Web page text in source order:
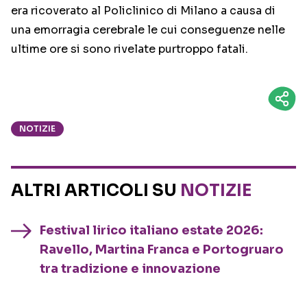
era ricoverato al Policlinico di Milano a causa di
una emorragia cerebrale le cui conseguenze nelle
ultime ore si sono rivelate purtroppo fatali.
NOTIZIE
ALTRI ARTICOLI SU NOTIZIE
Festival lirico italiano estate 2026:
Ravello, Martina Franca e Portogruaro
tra tradizione e innovazione